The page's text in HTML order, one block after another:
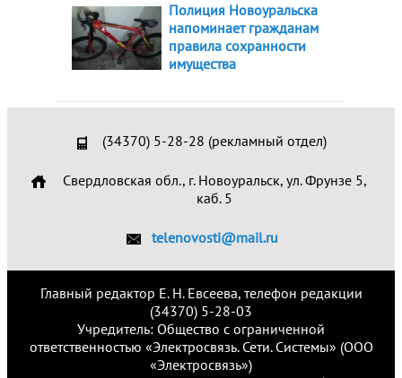
Полиция Новоуральска
напоминает гражданам
правила сохранности
имущества
(34370) 5-28-28 (рекламный отдел)
Свердловская обл., г. Новоуральск, ул. Фрунзе 5,
каб. 5
telenovosti@mail.ru
Главный редактор Е. Н. Евсеева, телефон редакции
(34370) 5-28-03
Учредитель: Общество с ограниченной
ответственностью «Электросвязь. Сети. Системы» (ООО
«Электросвязь»)